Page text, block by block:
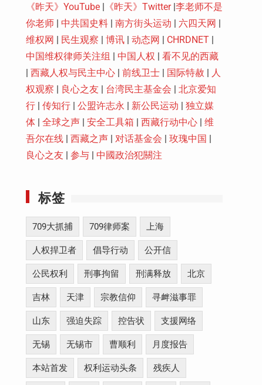
《昨天》YouTube | 《昨天》Twitter|李老师不是
你老师 | 中共国史料 | 南方街头运动 | 六四天网 |
维权网 | 民生观察 | 博讯 | 动态网 | CHRDNET |
中国维权律师关注组 | 中国人权 | 看不见的西藏
| 西藏人权与民主中心 | 前线卫士 | 国际特赦 | 人
权观察 | 良心之友 | 台湾民主基金会 | 北京爱知
行 | 传知行 | 公盟许志永 | 新公民运动 | 独立媒
体 | 全球之声 | 安全工具箱 | 西藏行动中心 | 维
吾尔在线 | 西藏之声 | 对话基金会 | 玫瑰中国 |
良心之友 | 参与 | 中國政治犯關注
标签
709大抓捕 709律师案 上海
人权捍卫者 倡导行动 公开信
公民权利 刑事拘留 刑满释放 北京
吉林 天津 宗教信仰 寻衅滋事罪
山东 强迫失踪 控告状 支援网络
无锡 无锡市 曹顺利 月度报告
本站首发 权利运动头条 残疾人